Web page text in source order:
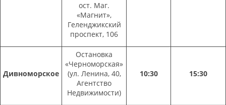
ост. Маг.
«Магнит»,
Геленджикский
проспект, 106
Дивноморское
Остановка
«Черноморская»
(ул. Ленина, 40,
Агентство
Недвижимости)
10:30 15:30